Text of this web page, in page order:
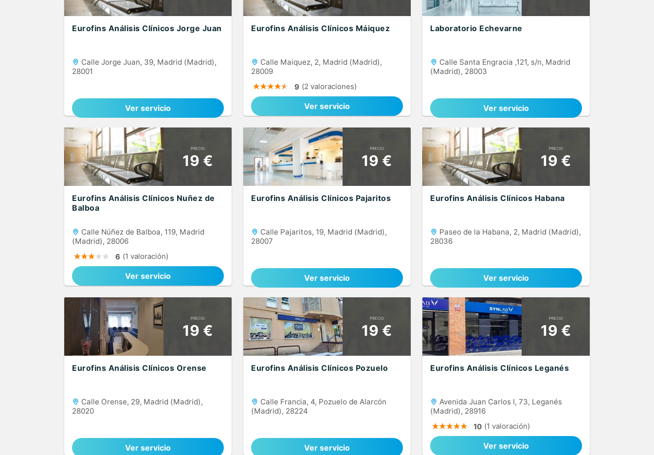
Eurofins Análisis Clínicos Jorge Juan
Calle Jorge Juan, 39, Madrid (Madrid),
28001
Ver servicio
Eurofins Análisis Clínicos Máiquez
Calle Maiquez, 2, Madrid (Madrid),
28009
9 (2 valoraciones)
Ver servicio
Laboratorio Echevarne
Calle Santa Engracia ,121, s/n, Madrid
(Madrid), 28003
Ver servicio
PRECIO
19 €
Eurofins Análisis Clínicos Nuñez de
Balboa
Calle Núñez de Balboa, 119, Madrid
(Madrid), 28006
6 (1 valoración)
Ver servicio
PRECIO
19 €
Eurofins Análisis Clínicos Pajaritos
Calle Pajaritos, 19, Madrid (Madrid),
28007
Ver servicio
PRECIO
19 €
Eurofins Análisis Clínicos Habana
Paseo de la Habana, 2, Madrid (Madrid),
28036
Ver servicio
PRECIO
19 €
Eurofins Análisis Clínicos Orense
Calle Orense, 29, Madrid (Madrid),
28020
Ver servicio
PRECIO
19 €
Eurofins Análisis Clínicos Pozuelo
Calle Francia, 4, Pozuelo de Alarcón
(Madrid), 28224
Ver servicio
PRECIO
19 €
Eurofins Análisis Clínicos Leganés
Avenida Juan Carlos I, 73, Leganés
(Madrid), 28916
10 (1 valoración)
Ver servicio